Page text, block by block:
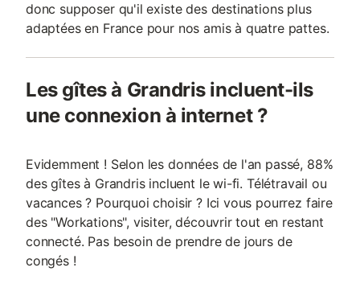
donc supposer qu'il existe des destinations plus
adaptées en France pour nos amis à quatre pattes.
Les gîtes à Grandris incluent-ils
une connexion à internet ?
Evidemment ! Selon les données de l'an passé, 88%
des gîtes à Grandris incluent le wi-fi. Télétravail ou
vacances ? Pourquoi choisir ? Ici vous pourrez faire
des "Workations", visiter, découvrir tout en restant
connecté. Pas besoin de prendre de jours de
congés !